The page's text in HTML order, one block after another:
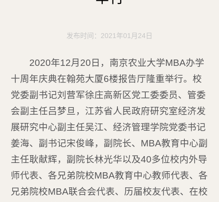
发布时间：2021年01月24日
2020年12月20日，南京农业大学MBA办学
十周年庆典在翰苑大厦6楼报告厅隆重举行。校
党委副书记刘营军徐庄高新区党工委委员、管委
会副主任吕梦旦，江苏省人民政府研究室经济发
展研究中心副主任吴江、经济管理学院党委书记
姜海、副书记宋俊峰，副院长、MBA教育中心副
主任耿献辉，副院长林光华以及40多位校内外导
师代表、各兄弟院校MBA教育中心教师代表、各
兄弟院校MBA联合会代表、历届校友代表、在校